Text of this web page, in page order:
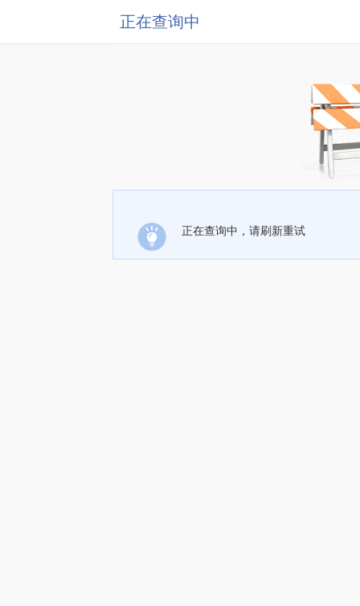
正在查询中
正在查询中，请刷新重试